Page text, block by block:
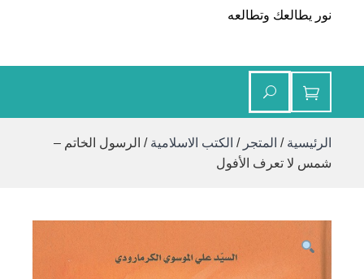
مشكاة
نور يطالعك وتطالعه
الرئيسية / المتجر / الكتب الاسلامية / الرسول الخاتم –
شمس لا تعرف الأفول